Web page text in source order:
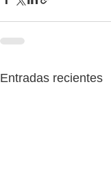
Entradas recientes